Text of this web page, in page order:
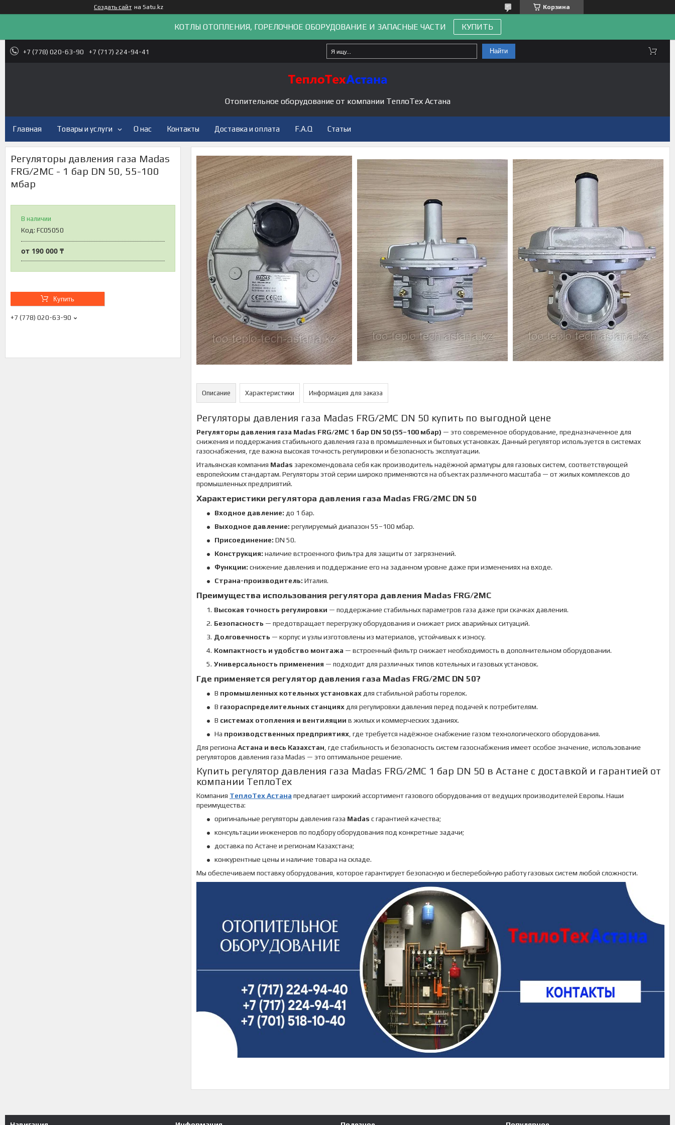
Создать сайт на Satu.kz Корзина
КОТЛЫ ОТОПЛЕНИЯ, ГОРЕЛОЧНОЕ ОБОРУДОВАНИЕ И ЗАПАСНЫЕ ЧАСТИ КУПИТЬ
+7 (778) 020-63-90 +7 (717) 224-94-41 Найти
Отопительное оборудование от компании ТеплоТех Астана
Главная Товары и услуги О нас Контакты Доставка и оплата F.A.Q Статьи
Регуляторы давления газа Madas
FRG/2MC - 1 бар DN 50, 55-100
мбар
В наличии
Код: FC05050
от 190 000 ₸
Купить
+7 (778) 020-63-90
Описание Характеристики Информация для заказа
Регуляторы давления газа Madas FRG/2MC DN 50 купить по выгодной цене
Регуляторы давления газа Madas FRG/2MC 1 бар DN 50 (55–100 мбар) — это современное оборудование, предназначенное для
снижения и поддержания стабильного давления газа в промышленных и бытовых установках. Данный регулятор используется в системах
газоснабжения, где важна высокая точность регулировки и безопасность эксплуатации.
Итальянская компания Madas зарекомендовала себя как производитель надёжной арматуры для газовых систем, соответствующей
европейским стандартам. Регуляторы этой серии широко применяются на объектах различного масштаба — от жилых комплексов до
промышленных предприятий.
Характеристики регулятора давления газа Madas FRG/2MC DN 50
Входное давление: до 1 бар.
Выходное давление: регулируемый диапазон 55–100 мбар.
Присоединение: DN 50.
Конструкция: наличие встроенного фильтра для защиты от загрязнений.
Функции: снижение давления и поддержание его на заданном уровне даже при изменениях на входе.
Страна-производитель: Италия.
Преимущества использования регулятора давления Madas FRG/2MC
Высокая точность регулировки — поддержание стабильных параметров газа даже при скачках давления.
Безопасность — предотвращает перегрузку оборудования и снижает риск аварийных ситуаций.
Долговечность — корпус и узлы изготовлены из материалов, устойчивых к износу.
Компактность и удобство монтажа — встроенный фильтр снижает необходимость в дополнительном оборудовании.
Универсальность применения — подходит для различных типов котельных и газовых установок.
Где применяется регулятор давления газа Madas FRG/2MC DN 50?
В промышленных котельных установках для стабильной работы горелок.
В газораспределительных станциях для регулировки давления перед подачей к потребителям.
В системах отопления и вентиляции в жилых и коммерческих зданиях.
На производственных предприятиях , где требуется надёжное снабжение газом технологического оборудования.
Для региона Астана и весь Казахстан , где стабильность и безопасность систем газоснабжения имеет особое значение, использование
регуляторов давления газа Madas — это оптимальное решение.
Купить регулятор давления газа Madas FRG/2MC 1 бар DN 50 в Астане с доставкой и гарантией от
компании ТеплоТех
Компания ТеплоТех Астана предлагает широкий ассортимент газового оборудования от ведущих производителей Европы. Наши
преимущества:
оригинальные регуляторы давления газа Madas с гарантией качества;
консультации инженеров по подбору оборудования под конкретные задачи;
доставка по Астане и регионам Казахстана;
конкурентные цены и наличие товара на складе.
Мы обеспечиваем поставку оборудования, которое гарантирует безопасную и бесперебойную работу газовых систем любой сложности.